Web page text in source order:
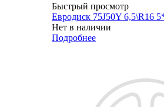
Быстрый просмотр
Евродиск 75J50Y 6,5\R16
Нет в наличии
Подробнее